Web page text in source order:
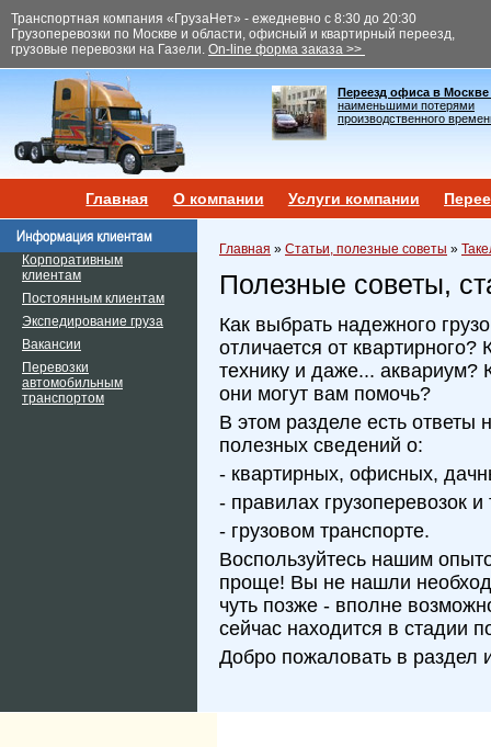
Транспортная компания «ГрузаНет» - ежедневно с 8:30 до 20:30
Грузоперевозки по Москве и области, офисный и квартирный переезд,
грузовые перевозки на Газели. On-line форма заказа >>
Переезд офиса в Москве
наименьшими потерями
производственного
Главная О компании Услуги компании
Корпоративным
клиентам
Постоянным клиентам
Экспедирование груза
Вакансии
Перевозки
автомобильным
транспортом
Главная » Статьи, полезные советы »
Полезные советы,
Как выбрать надежного
отличается от
технику и даже... аквариум?
они могут вам помочь?
В этом разделе есть ответы
полезных сведений о:
- квартирных, офисных,
- правилах грузоперевозок и
- грузовом транспорте.
Воспользуйтесь нашим
проще! Вы не нашли
чуть позже - вполне
сейчас находится в стадии
Добро пожаловать в раздел